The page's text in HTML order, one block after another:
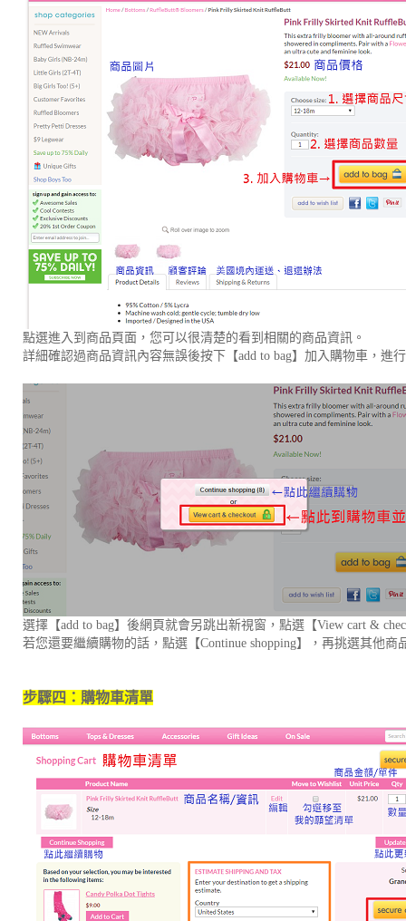
點選進入到商品頁面，您可以很清楚的看到相關的商品資訊。
詳細確認過商品資訊內容無誤後按下【add to bag】加入購物車，進
選擇【add to bag】後網頁就會另跳出新視窗，點選【View cart &
若您還要繼續購物的話，點選【Continue shopping】，再挑選其他
步驟四：購物車清單